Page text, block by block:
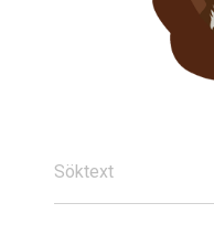
Söktext